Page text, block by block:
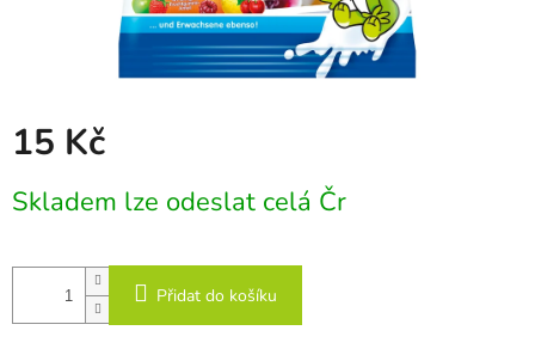
15 Kč
cena:
Skladem lze odeslat celá Čr
Přidat do košíku